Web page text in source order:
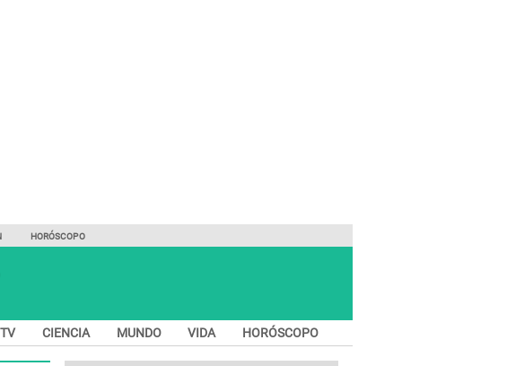
HORÓSCOPO
CIENCIA MUNDO VIDA HORÓSCOPO